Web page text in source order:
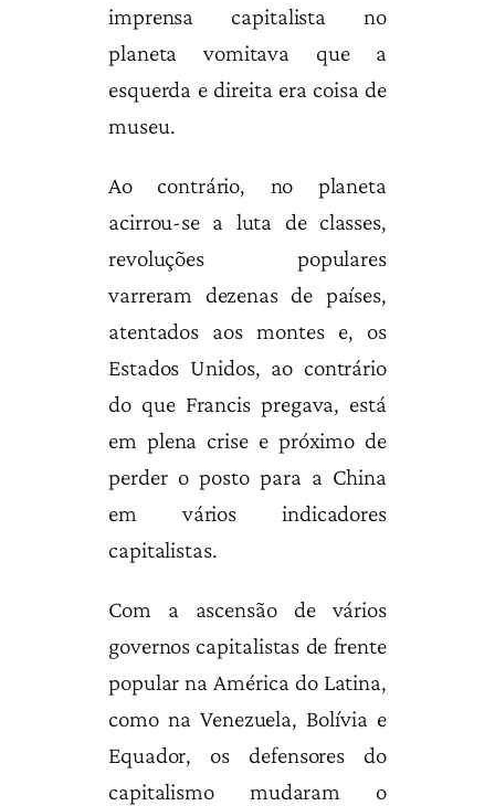
imprensa capitalista no
planeta vomitava que a
esquerda e direita era coisa de
museu.
Ao contrário, no planeta
acirrou-se a luta de classes,
revoluções populares
varreram dezenas de países,
atentados aos montes e, os
Estados Unidos, ao contrário
do que Francis pregava, está
em plena crise e próximo de
perder o posto para a China
em vários indicadores
capitalistas.
Com a ascensão de vários
governos capitalistas de frente
popular na América do Latina,
como na Venezuela, Bolívia e
Equador, os defensores do
capitalismo mudaram o